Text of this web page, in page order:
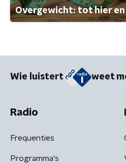
Overgewicht: tot hier
Wie luistert weet
Radio
Frequenties
Programma's